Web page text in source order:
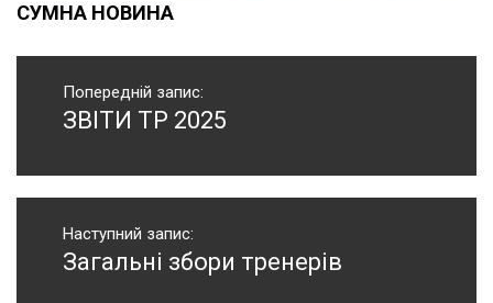
СУМНА НОВИНА
Навігація
записів
Попередній запис:
Попередній
ЗВІТИ ТР 2025
Наступний запис:
Наступний
Загальні збори тренерів